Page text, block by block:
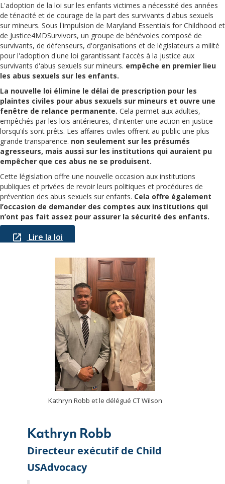
L'adoption de la loi sur les enfants victimes a nécessité des années
de ténacité et de courage de la part des survivants d'abus sexuels
sur mineurs. Sous l'impulsion de Maryland Essentials for Childhood et
de Justice4MDSurvivors, un groupe de bénévoles composé de
survivants, de défenseurs, d'organisations et de législateurs a milité
pour l'adoption d'une loi garantissant l'accès à la justice aux
survivants d'abus sexuels sur mineurs. empêche en premier lieu
les abus sexuels sur les enfants.
La nouvelle loi élimine le délai de prescription pour les
plaintes civiles pour abus sexuels sur mineurs et ouvre une
fenêtre de relance permanente. Cela permet aux adultes,
empêchés par les lois antérieures, d'intenter une action en justice
lorsqu'ils sont prêts. Les affaires civiles offrent au public une plus
grande transparence. non seulement sur les présumés
agresseurs, mais aussi sur les institutions qui auraient pu
empêcher que ces abus ne se produisent.
Cette législation offre une nouvelle occasion aux institutions
publiques et privées de revoir leurs politiques et procédures de
prévention des abus sexuels sur enfants. Cela offre également
l’occasion de demander des comptes aux institutions qui
n’ont pas fait assez pour assurer la sécurité des enfants.
Lire la loi
Kathryn Robb et le délégué CT Wilson
Kathryn Robb
Directeur exécutif de Child
USAdvocacy